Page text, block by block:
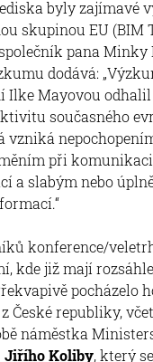
byly zajímavé
skupinou EU (BIM
pana Minky
dodává:
Ilke Mayovou odhalil
současného
vzniká
při
a slabým nebo
konference/
kde již mají
pocházelo
České republiky,
náměstka
Jiřího Koliby, který